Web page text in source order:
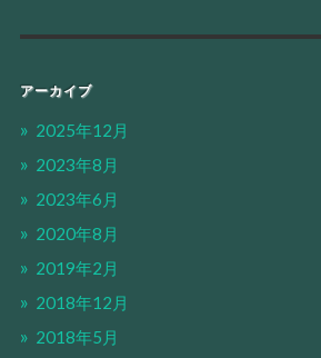
アーカイブ
2025年12月
2023年8月
2023年6月
2020年8月
2019年2月
2018年12月
2018年5月